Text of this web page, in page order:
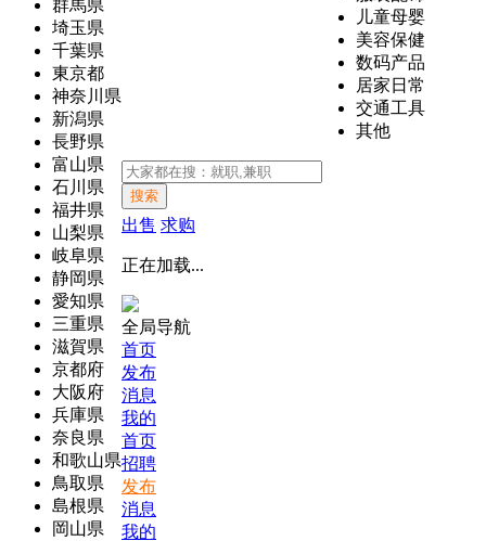
群馬県
埼玉県
千葉県
東京都
神奈川県
新潟県
長野県
富山県
石川県
福井県
山梨県
岐阜県
静岡県
愛知県
三重県
滋賀県
京都府
大阪府
兵庫県
奈良県
和歌山県
鳥取県
島根県
岡山県
儿童母婴
美容保健
数码产品
居家日常
交通工具
其他
搜索
出售 求购
正在加载...
全局导航
首页
发布
消息
我的
首页
招聘
发布
消息
我的